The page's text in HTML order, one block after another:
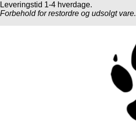
Leveringstid 1-4 hverdage.
Forbehold for restordre og udsolgt vare.